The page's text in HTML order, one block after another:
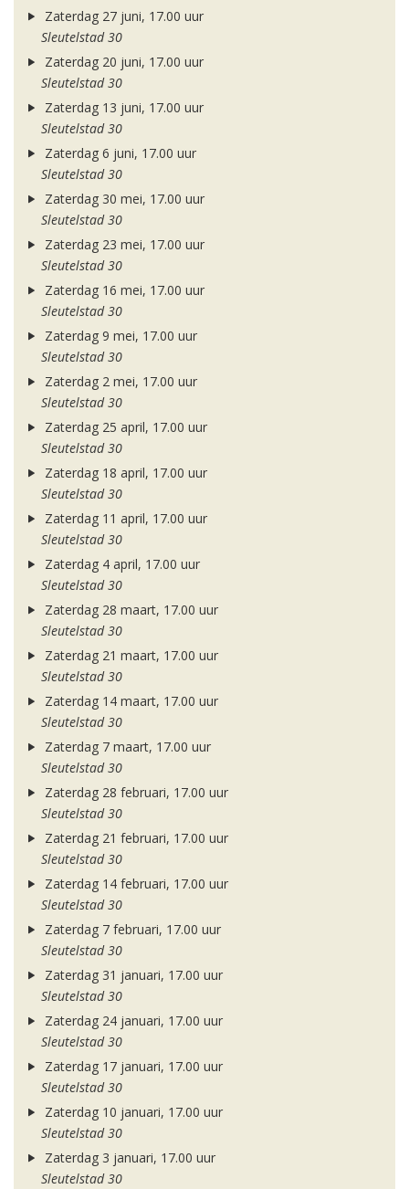
Zaterdag 27 juni, 17.00 uur
Sleutelstad 30
Zaterdag 20 juni, 17.00 uur
Sleutelstad 30
Zaterdag 13 juni, 17.00 uur
Sleutelstad 30
Zaterdag 6 juni, 17.00 uur
Sleutelstad 30
Zaterdag 30 mei, 17.00 uur
Sleutelstad 30
Zaterdag 23 mei, 17.00 uur
Sleutelstad 30
Zaterdag 16 mei, 17.00 uur
Sleutelstad 30
Zaterdag 9 mei, 17.00 uur
Sleutelstad 30
Zaterdag 2 mei, 17.00 uur
Sleutelstad 30
Zaterdag 25 april, 17.00 uur
Sleutelstad 30
Zaterdag 18 april, 17.00 uur
Sleutelstad 30
Zaterdag 11 april, 17.00 uur
Sleutelstad 30
Zaterdag 4 april, 17.00 uur
Sleutelstad 30
Zaterdag 28 maart, 17.00 uur
Sleutelstad 30
Zaterdag 21 maart, 17.00 uur
Sleutelstad 30
Zaterdag 14 maart, 17.00 uur
Sleutelstad 30
Zaterdag 7 maart, 17.00 uur
Sleutelstad 30
Zaterdag 28 februari, 17.00 uur
Sleutelstad 30
Zaterdag 21 februari, 17.00 uur
Sleutelstad 30
Zaterdag 14 februari, 17.00 uur
Sleutelstad 30
Zaterdag 7 februari, 17.00 uur
Sleutelstad 30
Zaterdag 31 januari, 17.00 uur
Sleutelstad 30
Zaterdag 24 januari, 17.00 uur
Sleutelstad 30
Zaterdag 17 januari, 17.00 uur
Sleutelstad 30
Zaterdag 10 januari, 17.00 uur
Sleutelstad 30
Zaterdag 3 januari, 17.00 uur
Sleutelstad 30